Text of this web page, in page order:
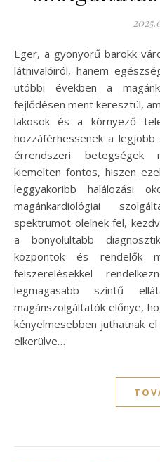
Eger, a gyönyörű barokk város, nemcsak híres történelmi
látnivalóiról, hanem
utóbbi években a
fejlődésen ment keresztül,
lakosok és a környező
hozzáférhessenek a
érrendszeri betegségek
kiemelten fontos, hiszen
leggyakoribb halálozási
magánkardiológiai
spektrumot ölelnek fel,
a bonyolultabb
központok és rendelők
felszerelésekkel
legmagasabb szintű
magánszolgáltatók előnye,
kényelmesebben juthatnak
elkerülve…